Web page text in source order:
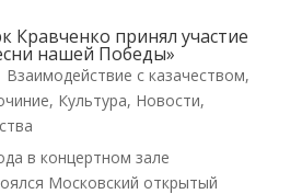
принял участие
нашей Победы»
Взаимодействие с казачеством,
, Культура, Новости,
в концертном зале
Московский открытый